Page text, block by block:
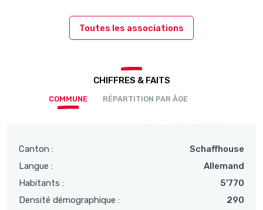
Toutes les associations
CHIFFRES & FAITS
COMMUNE RÉPARTITION PAR ÂGE
Canton :
Schaffhouse
Langue :
Allemand
Habitants :
5'770
Densité démographique :
290